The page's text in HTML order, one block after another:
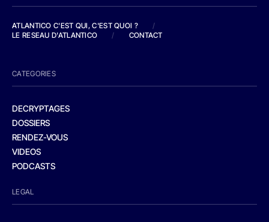
ATLANTICO C'EST QUI, C'EST QUOI ?
/
LE RESEAU D'ATLANTICO
/ CONTACT
CATEGORIES
DECRYPTAGES
DOSSIERS
RENDEZ-VOUS
VIDEOS
PODCASTS
LEGAL